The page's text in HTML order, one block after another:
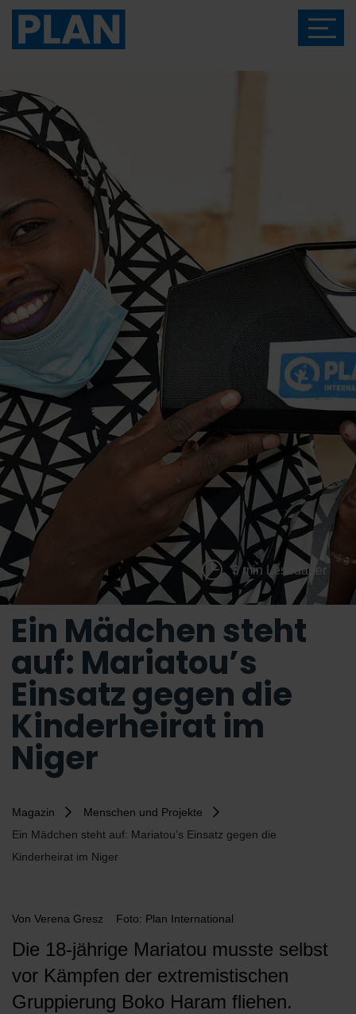
3 min Lesedauer
Ein Mädchen steht
auf: Mariatou’s
Einsatz gegen die
Kinderheirat im
Niger
Magazin
Menschen und Projekte
Ein Mädchen steht auf: Mariatou’s Einsatz gegen die
Kinderheirat im Niger
Von Verena Gresz Foto: Plan International
Die 18-jährige Mariatou musste selbst
vor Kämpfen der extremistischen
Gruppierung Boko Haram fliehen.